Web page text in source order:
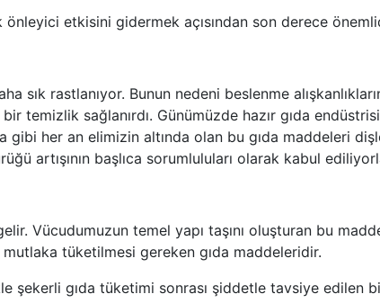
etkisini gidermek açısından son derece
rastlanıyor. Bunun nedeni beslenme
temizlik sağlanırdı. Günümüzde hazır gıda
her an elimizin altında olan bu gıda maddeleri
artışının başlıca sorumluluları olarak kabul
Vücudumuzun temel yapı taşını oluşturan bu
mutlaka tüketilmesi gereken gıda maddeleridir.
şekerli gıda tüketimi sonrası şiddetle tavsiye edilen